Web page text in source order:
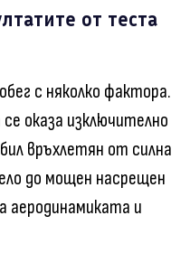
от теста
с няколко фактора.
оказа изключително
връхлетян от силна
до мощен насрещен
аеродинамиката и